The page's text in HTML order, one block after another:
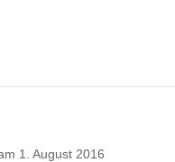
1. August 2016